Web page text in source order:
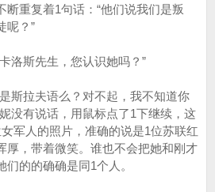
断重复着1句话：“他们说我们是叛
呢？”
斯先生，您认识她吗？”
拉夫语么？对不起，我不知道你
没有说话，用鼠标点了1下继续，这
军人的照片，准确的说是1位苏联红
厚，带着微笑。谁也不会把她和刚才
的的确确是同1个人。